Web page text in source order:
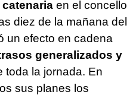
en el concello
diez de la mañana del
un efecto en cadena
generalizados y
toda la jornada. En
sus planes los